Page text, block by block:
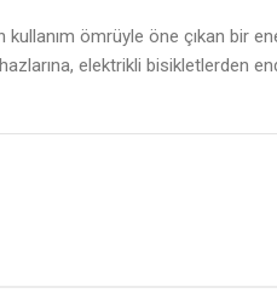
ömrüyle öne çıkan bir
elektrikli bisikletlerden